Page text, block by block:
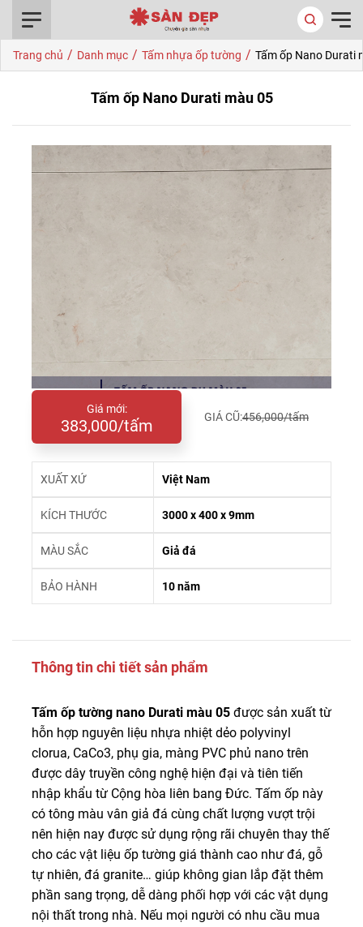
Trang chủ / Danh mục / Tấm nhựa ốp tường / Tấm ốp Nano Durati
Tấm ốp Nano Durati màu 05
Giá mới:
383,000/tấm GIÁ CŨ:456,000/tấm
XUẤT XỨ Việt Nam
KÍCH THƯỚC 3000 x 400 x 9mm
MÀU SẮC Giả đá
BẢO HÀNH 10 năm
Thông tin chi tiết sản phẩm
Tấm ốp tường nano Durati màu 05 được sản xuất từ
hỗn hợp nguyên liệu nhựa nhiệt dẻo polyvinyl
clorua, CaCo3, phụ gia, màng PVC phủ nano trên
được dây truyền công nghệ hiện đại và tiên tiến
nhập khẩu từ Cộng hòa liên bang Đức. Tấm ốp này
có tông màu vân giả đá cùng chất lượng vượt trội
nên hiện nay được sử dụng rộng rãi chuyên thay thế
cho các vật liệu ốp tường giá thành cao như đá, gỗ
tự nhiên, đá granite… giúp không gian lắp đặt thêm
phần sang trọng, dễ dàng phối hợp với các vật dụng
nội thất trong nhà. Nếu mọi người có nhu cầu mua